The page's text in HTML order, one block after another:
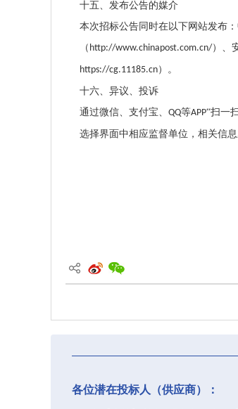
十五、发布公告的媒介
本次招标公告同时在以下网站发布
（ http://www.chinapost.com.cn/）、
https://cg.11185.cn）。
十六、异议、投诉
通过微信、支付宝、 QQ等APP“扫一
选择界面中相应监督单位，相关信
各位潜在投标人（供应商）：